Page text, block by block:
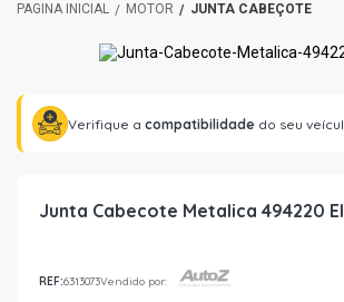
MOTOR JUNTA CABEÇOTE
Verifique a compatibilidade do seu
Junta Cabecote Metalica 494220
REF:6313073Vendido por: